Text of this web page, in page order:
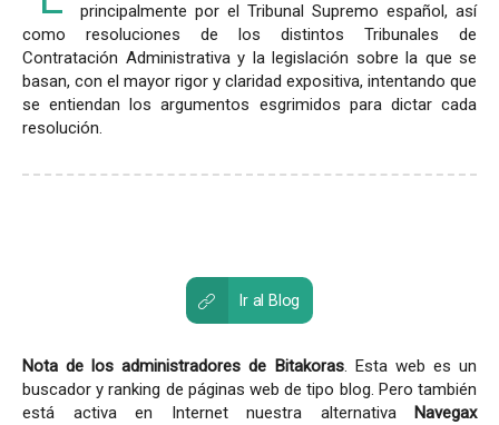
principalmente por el Tribunal Supremo español, así
como resoluciones de los distintos Tribunales de
Contratación Administrativa y la legislación sobre la que se
basan, con el mayor rigor y claridad expositiva, intentando que
se entiendan los argumentos esgrimidos para dictar cada
resolución.
Ir al Blog
Nota de los administradores de Bitakoras. Esta web es un
buscador y ranking de páginas web de tipo blog. Pero también
está activa en Internet nuestra alternativa Navegax